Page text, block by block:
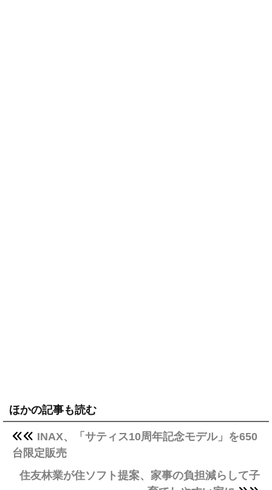
ほかの記事も読む
INAX、「サティス10周年記念モデル」を650
台限定販売
住友林業が住ソフト提案、家事の負担減らして子